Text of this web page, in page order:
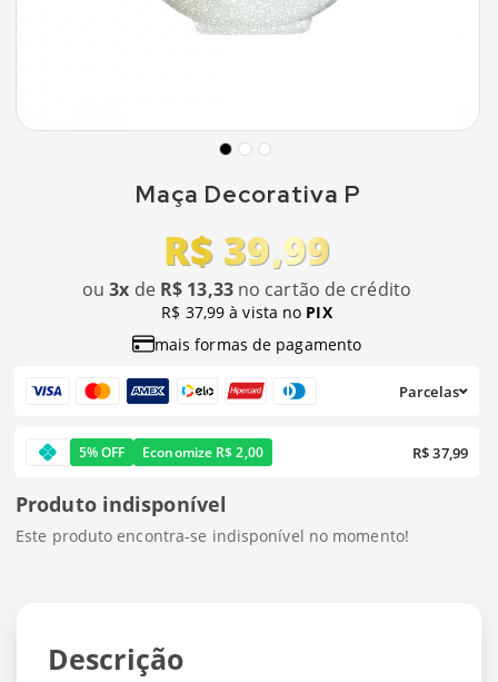
Maça Decorativa P
R$ 39,99
ou3x de R$ 13,33no cartão de crédito
R$ 37,99 à vista no PIX
mais formas de pagamento
Parcelas
5% OFF Economize R$ 2,00 R$ 37,99
Produto indisponível
Este produto encontra-se indisponível no momento!
Descrição